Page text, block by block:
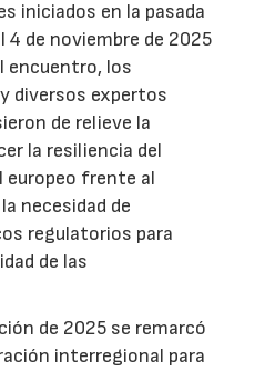
iniciados en la pasada
4 de noviembre de 2025
encuentro, los
diversos expertos
de relieve la
la resiliencia del
frente al
necesidad de
regulatorios para
de las
de 2025 se remarcó
interregional para